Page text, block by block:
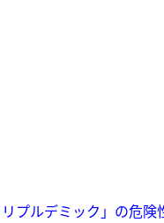
プルデミック」の危険